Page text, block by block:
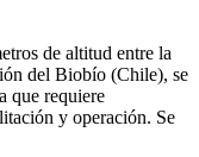
de altitud entre la
del Biobío (Chile), se
que requiere
y operación. Se